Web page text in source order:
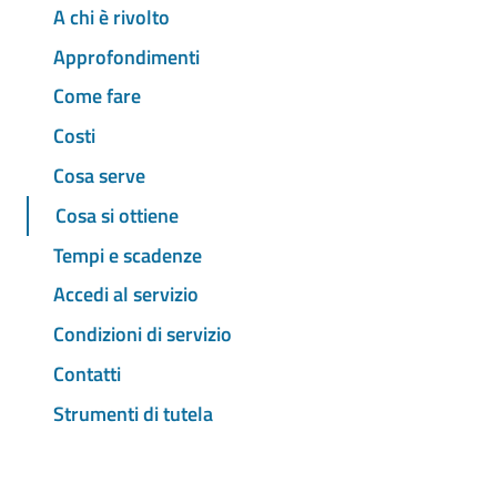
A chi è rivolto
Approfondimenti
Come fare
Costi
Cosa serve
Cosa si ottiene
Tempi e scadenze
Accedi al servizio
Condizioni di servizio
Contatti
Strumenti di tutela